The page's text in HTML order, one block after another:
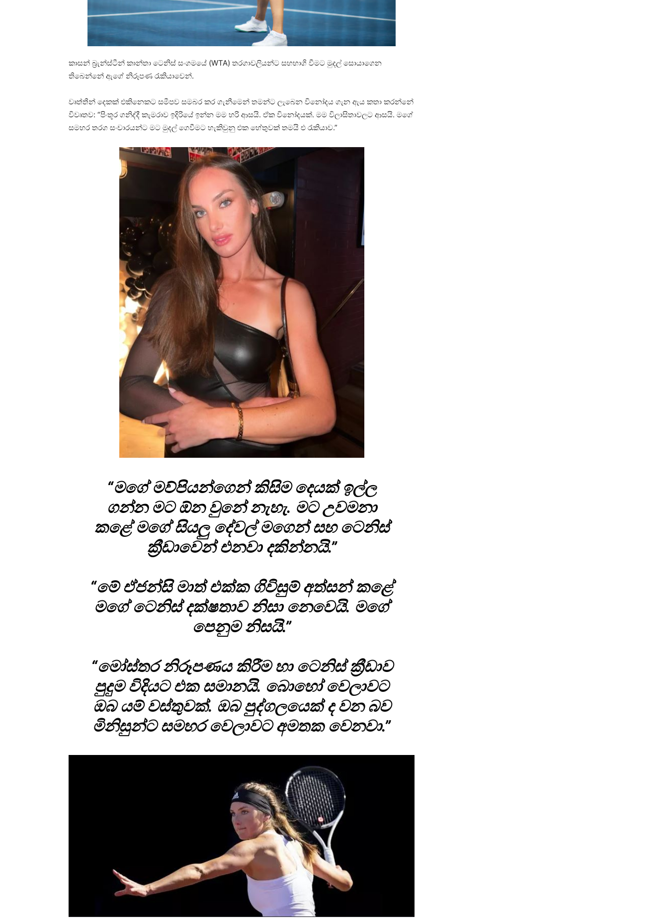
කාසන් බ්‍රැන්ස්ටීන් කාන්තා ටෙනිස් සංගමයේ (WTA) තරගාවලියන්ට සහභාගි වීමට මුදල් සොයාගෙන
තිබෙන්නේ ඇගේ නිරූපණ රැකියාවෙන්.
වෘත්තීන් දෙකක් එකිනෙකට සමීපව සමබර කර ගැනීමෙන් තමන්ට ලැබෙන විනෝදය ගැන ඇය කතා කරන්නේ
විවෘතව: “පිංතූර ගනිද්දී කැමරාව ඉදිරියේ ඉන්න මම හරි ආසයි. ඒක විනෝදයක්. මම විලාසිතාවලට ආසයි. මගේ
සමහර තරග සංචාරයන්ට මට මුදල් ගෙවීමට හැකිවුනු එක හේතුවක් තමයි එ රැකියාව.”
“මගේ මව්පියන්ගෙන් කිසිම දෙයක් ඉල්ල
ගන්න මට ඕන වුනේ නැහැ. මට උවමනා
කළේ මගේ සියලු දේවල් මගෙන් සහ ටෙනිස්
ක්‍රීඩාවෙන් එනවා දකින්නයි.”
“මේ ඒජන්සි මාත් එක්ක ගිවිසුම් අත්සන් කළේ
මගේ ටෙනිස් දක්ෂතාව නිසා නෙවෙයි. මගේ
පෙනුම නිසයි.”
“මෝස්තර නිරූපණය කිරීම හා ටෙනිස් ක්‍රීඩාව
පුදුම විදියට එක සමානයි. බොහෝ වෙලාවට
ඔබ යම් වස්තුවක්. ඔබ පුද්ගලයෙක් ද වන බව
මිනිසුන්ට සමහර වෙලාවට අමතක වෙනවා.”